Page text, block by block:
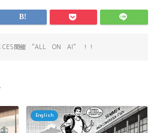
CES開催 ”ALL ON AI” ！！
English